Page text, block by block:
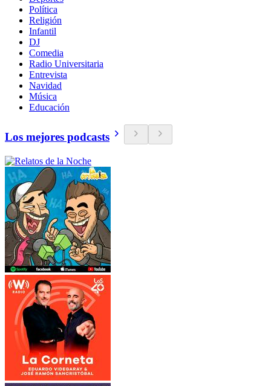
Política
Religión
Infantil
DJ
Comedia
Radio Universitaria
Entrevista
Navidad
Música
Educación
Los mejores podcasts